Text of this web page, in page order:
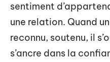
sentiment
une relation. Quand
reconnu, soutenu, il
s’ancre dans la